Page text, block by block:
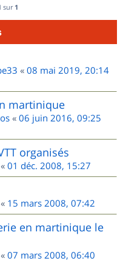
sur 1
« 08 mai 2019, 20:14
martinique
« 06 juin 2016, 09:25
organisés
« 01 déc. 2008, 15:27
« 15 mars 2008, 07:42
en martinique le
« 07 mars 2008, 06:40